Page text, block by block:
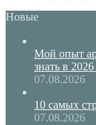
Новые
Мой опыт
знать в
07.08.2026
10 самых
07.08.2026